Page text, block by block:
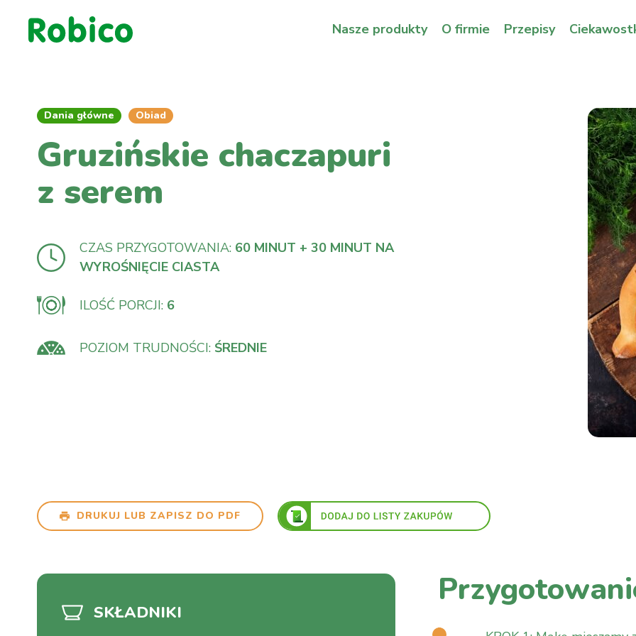
Nasze produkty O firmie Przepisy
Dania główne Obiad
Gruzińskie chaczapuri
z serem
CZAS PRZYGOTOWANIA: 60 MINUT + 30 MINUT NA
WYROŚNIĘCIE CIASTA
ILOŚĆ PORCJI: 6
POZIOM TRUDNOŚCI: ŚREDNIE
DRUKUJ LUB ZAPISZ DO PDF
SKŁADNIKI